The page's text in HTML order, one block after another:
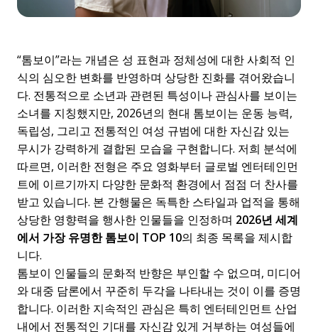
“톰보이”라는 개념은 성 표현과 정체성에 대한 사회적 인
식의 심오한 변화를 반영하며 상당한 진화를 겪어왔습니
다. 전통적으로 소년과 관련된 특성이나 관심사를 보이는
소녀를 지칭했지만, 2026년의 현대 톰보이는 운동 능력,
독립성, 그리고 전통적인 여성 규범에 대한 자신감 있는
무시가 강력하게 결합된 모습을 구현합니다. 저희 분석에
따르면, 이러한 전형은 주요 영화부터 글로벌 엔터테인먼
트에 이르기까지 다양한 문화적 환경에서 점점 더 찬사를
받고 있습니다. 본 간행물은 독특한 스타일과 업적을 통해
상당한 영향력을 행사한 인물들을 인정하며 2026년 세계
에서 가장 유명한 톰보이 TOP 10의 최종 목록을 제시합
니다.
톰보이 인물들의 문화적 반향은 부인할 수 없으며, 미디어
와 대중 담론에서 꾸준히 두각을 나타내는 것이 이를 증명
합니다. 이러한 지속적인 관심은 특히 엔터테인먼트 산업
내에서 전통적인 기대를 자신감 있게 거부하는 여성들에